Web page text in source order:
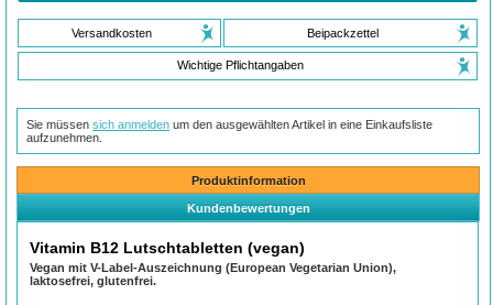
Versandkosten Beipackzettel
Wichtige Pflichtangaben
Sie müssensich anmelden um den ausgewählten Artikel in eine Einkaufsliste
aufzunehmen.
Produktinformation
Kundenbewertungen
Vitamin B12 Lutschtabletten (vegan)
Vegan mit V-Label-Auszeichnung (European Vegetarian Union),
laktosefrei, glutenfrei.